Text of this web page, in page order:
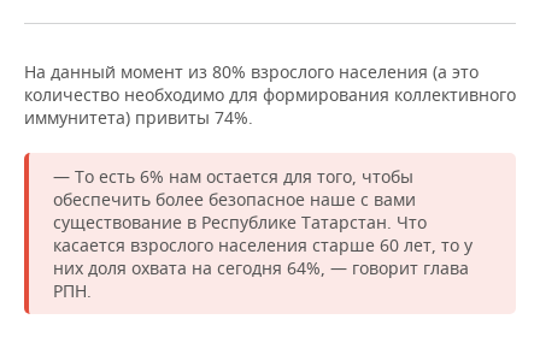
На данный момент из 80% взрослого населения (а это
количество необходимо для формирования коллективного
иммунитета) привиты 74%.
— То есть 6% нам остается для того, чтобы
обеспечить более безопасное наше с вами
существование в Республике Татарстан. Что
касается взрослого населения старше 60 лет, то у
них доля охвата на сегодня 64%, — говорит глава
РПН.